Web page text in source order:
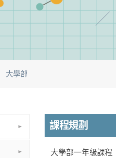
大學部
課程規劃
大學部一年級課程